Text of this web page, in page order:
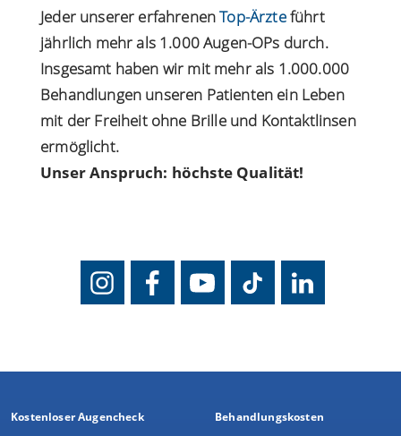
Jeder unserer erfahrenenTop-Ärzteführt
jährlich mehr als 1.000 Augen-OPs durch.
Insgesamt haben wir mit mehr als 1.000.000
Behandlungen unseren Patienten ein Leben
mit der Freiheit ohne Brille und Kontaktlinsen
ermöglicht.
Unser Anspruch: höchste Qualität!
Kostenloser Augencheck
Behandlungskosten